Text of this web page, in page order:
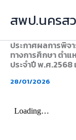
สพป.นครสว
ประกาศผลการพิจ
ทางการศึกษา ตำ
ประจำปี พ.ศ.2568
28/01/2026